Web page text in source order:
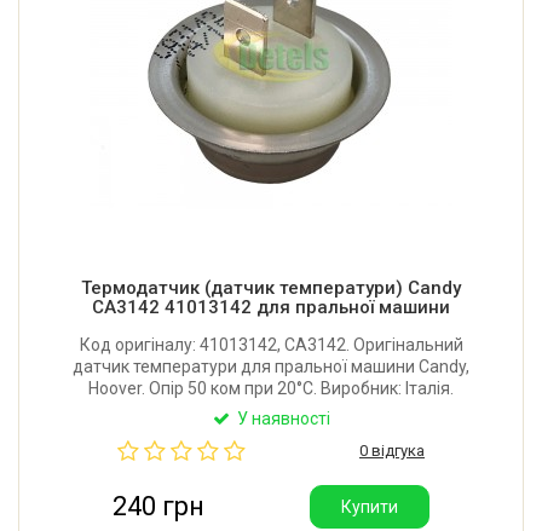
Термодатчик (датчик температури) Candy
CA3142 41013142 для пральної машини
Код оригіналу: 41013142, CA3142. Оригінальний
датчик температури для пральної машини Candy,
Hoover. Опір 50 ком при 20°С. Виробник: Італія.
У наявності
0 відгука
240 грн Купити